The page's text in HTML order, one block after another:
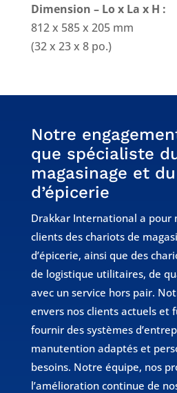
Dimension – Lo x La x H :
812 x 585 x 205 mm
(32 x 23 x 8 po.)
Notre
que spécialiste
magasinage et
d’épicerie
Drakkar International a pour
clients des chariots de
d’épicerie, ainsi que des
de logistique utilitaires, de
avec un service hors pair.
envers nos clients actuels et
fournir des systèmes
manutention adaptés et
besoins. Notre équipe, nos
l’amélioration continue de